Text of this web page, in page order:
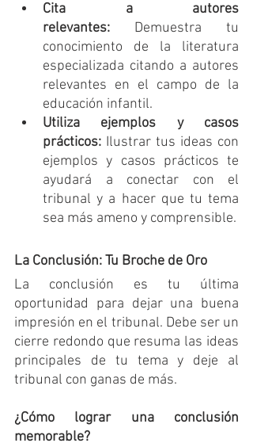
Cita a autores
relevantes: Demuestra tu
conocimiento de la literatura
especializada citando a autores
relevantes en el campo de la
educación infantil.
Utiliza ejemplos y casos
prácticos: Ilustrar tus ideas con
ejemplos y casos prácticos te
ayudará a conectar con el
tribunal y a hacer que tu tema
sea más ameno y comprensible.
La Conclusión: Tu Broche de Oro
La conclusión es tu última
oportunidad para dejar una buena
impresión en el tribunal. Debe ser un
cierre redondo que resuma las ideas
principales de tu tema y deje al
tribunal con ganas de más.
¿Cómo lograr una conclusión
memorable?